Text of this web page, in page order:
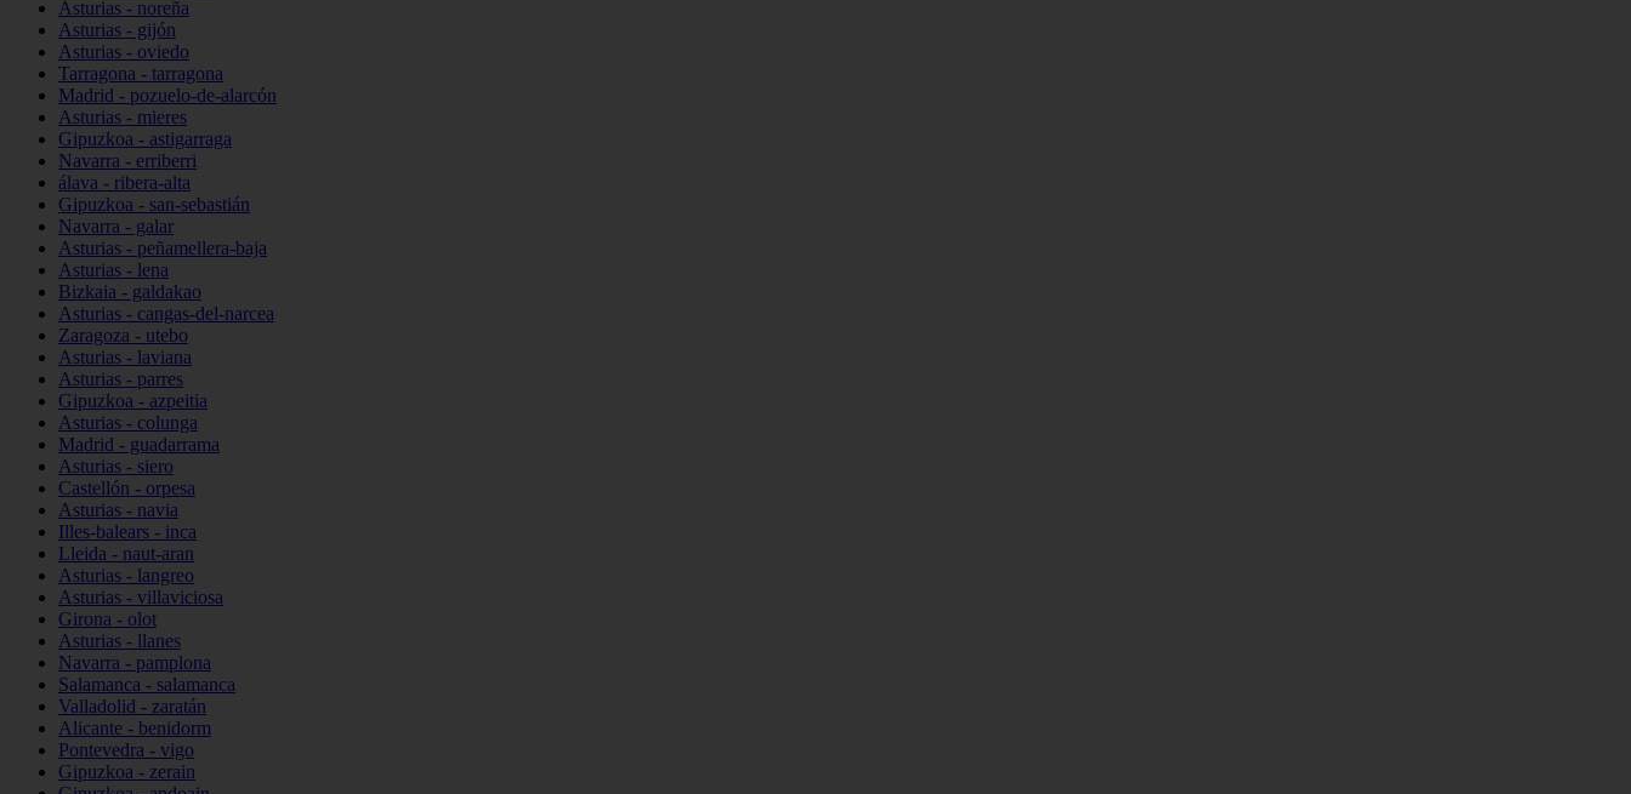
Asturias - noreña
Asturias - gijón
Asturias - oviedo
Tarragona - tarragona
Madrid - pozuelo-de-alarcón
Asturias - mieres
Gipuzkoa - astigarraga
Navarra - erriberri
álava - ribera-alta
Gipuzkoa - san-sebastián
Navarra - galar
Asturias - peñamellera-baja
Asturias - lena
Bizkaia - galdakao
Asturias - cangas-del-narcea
Zaragoza - utebo
Asturias - laviana
Asturias - parres
Gipuzkoa - azpeitia
Asturias - colunga
Madrid - guadarrama
Asturias - siero
Castellón - orpesa
Asturias - navia
Illes-balears - inca
Lleida - naut-aran
Asturias - langreo
Asturias - villaviciosa
Girona - olot
Asturias - llanes
Navarra - pamplona
Salamanca - salamanca
Valladolid - zaratán
Alicante - benidorm
Pontevedra - vigo
Gipuzkoa - zerain